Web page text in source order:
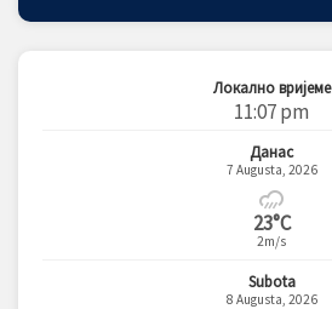
Локално вријеме
11:07 pm
Данас
7 Augusta, 2026
23°C
2m/s
Subota
8 Augusta, 2026